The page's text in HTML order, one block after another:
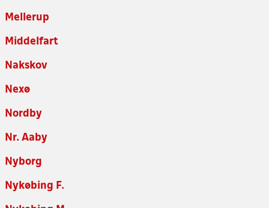
Mellerup
Middelfart
Nakskov
Nexø
Nordby
Nr. Aaby
Nyborg
Nykøbing F.